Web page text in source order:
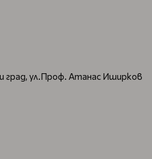
град, ул.Проф. Атанас Иширков